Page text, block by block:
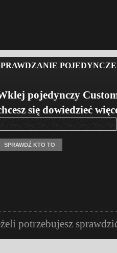
pojedynczy
się dowiedzieć
potrzebujesz